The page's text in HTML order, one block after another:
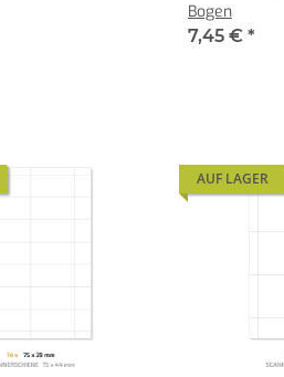
Bogen
7,45 € *
AUF LAGER